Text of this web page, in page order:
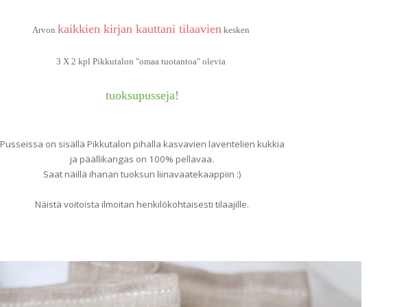
Arvon kaikkien kirjan kauttani tilaavien kesken
3 X 2 kpl Pikkutalon "omaa tuotantoa" olevia
tuoksupusseja!
Pusseissa on sisällä Pikkutalon pihalla kasvavien laventelien kukkia
ja päällikangas on 100% pellavaa.
Saat näillä ihanan tuoksun liinavaatekaappiin :)
Näistä voitoista ilmoitan henkilökohtaisesti tilaajille.